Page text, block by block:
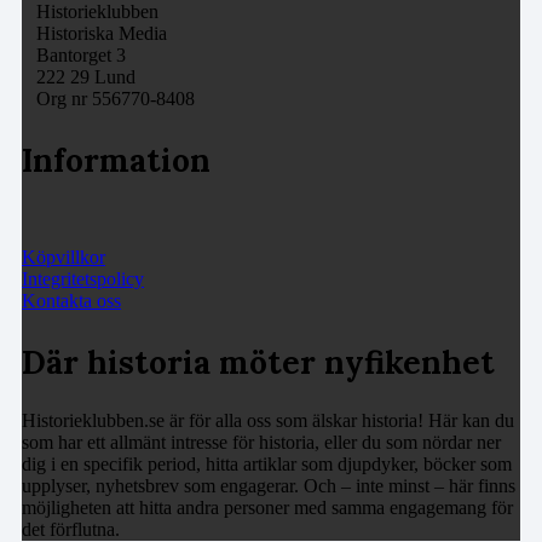
Historieklubben
Historiska Media
Bantorget 3
222 29 Lund
Org nr 556770-8408
Information
Köpvillkor
Integritetspolicy
Kontakta oss
Där historia möter nyfikenhet
Historieklubben.se är för alla oss som älskar historia! Här kan du
som har ett allmänt intresse för historia, eller du som nördar ner
dig i en specifik period, hitta artiklar som djupdyker, böcker som
upplyser, nyhetsbrev som engagerar. Och – inte minst – här finns
möjligheten att hitta andra personer med samma engagemang för
det förflutna.